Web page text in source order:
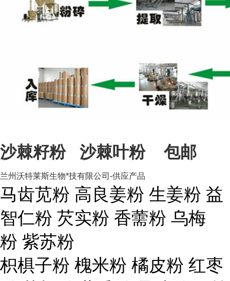
沙棘籽粉 沙棘叶粉 包邮
兰州沃特莱斯生物*技有限公司-供应产品
马齿苋粉 高良姜粉 生姜粉 益
智仁粉 芡实粉 香薷粉 乌梅
粉 紫苏粉
枳椇子粉 槐米粉 橘皮粉 红枣